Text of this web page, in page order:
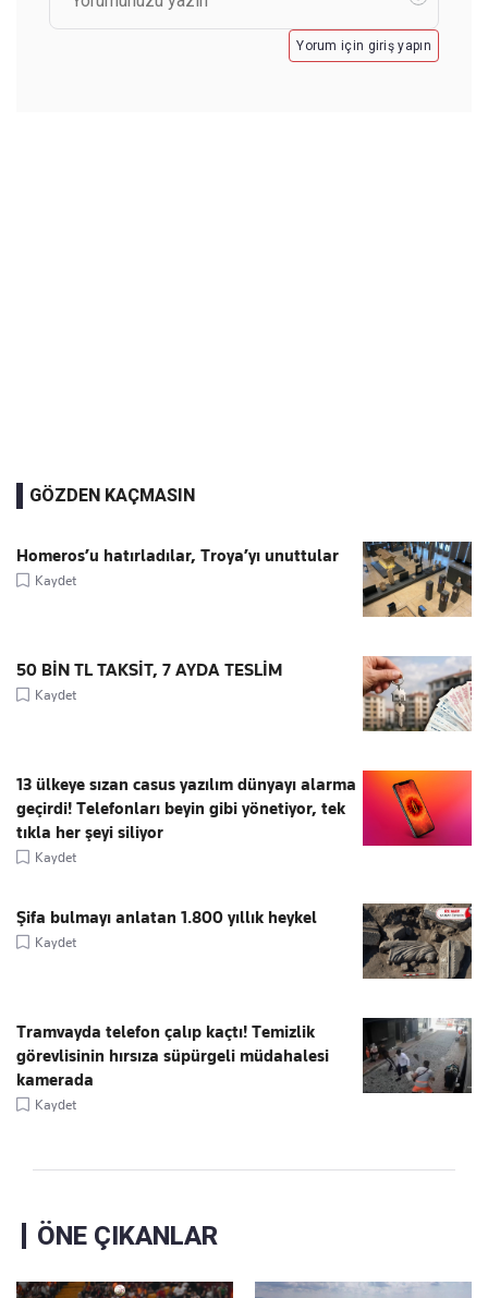
Yorum için giriş yapın
GÖZDEN KAÇMASIN
Homeros’u hatırladılar, Troya’yı unuttular
Kaydet
50 BİN TL TAKSİT, 7 AYDA TESLİM
Kaydet
13 ülkeye sızan casus yazılım dünyayı alarma
geçirdi! Telefonları beyin gibi yönetiyor, tek
tıkla her şeyi siliyor
Kaydet
Şifa bulmayı anlatan 1.800 yıllık heykel
Kaydet
Tramvayda telefon çalıp kaçtı! Temizlik
görevlisinin hırsıza süpürgeli müdahalesi
kamerada
Kaydet
ÖNE ÇIKANLAR